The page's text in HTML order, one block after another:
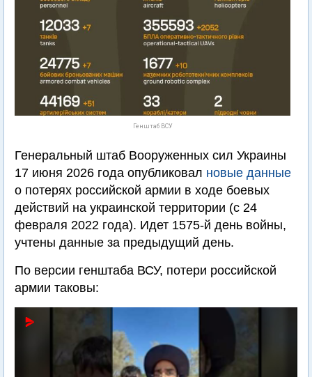
Генштаб ВСУ
Генеральный штаб Вооруженных сил Украины
17 июня 2026 года опубликовал новые данные
о потерях российской армии в ходе боевых
действий на украинской территории (с 24
февраля 2022 года). Идет 1575-й день войны,
учтены данные за предыдущий день.
По версии генштаба ВСУ, потери российской
армии таковы: